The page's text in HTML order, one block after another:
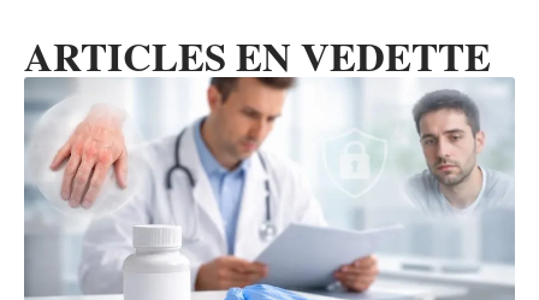
ARTICLES EN VEDETTE